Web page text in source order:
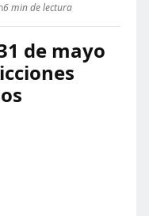
6 min de lectura
de mayo